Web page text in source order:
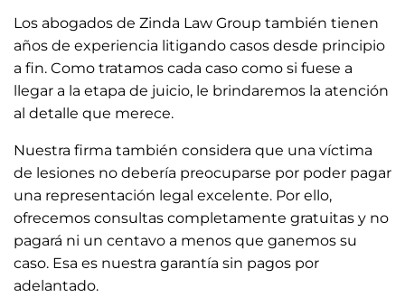
Los abogados de Zinda Law Group también tienen
años de experiencia litigando casos desde principio
a fin. Como tratamos cada caso como si fuese a
llegar a la etapa de juicio, le brindaremos la atención
al detalle que merece.
Nuestra firma también considera que una víctima
de lesiones no debería preocuparse por poder pagar
una representación legal excelente. Por ello,
ofrecemos consultas completamente gratuitas y no
pagará ni un centavo a menos que ganemos su
caso. Esa es nuestra garantía sin pagos por
adelantado.